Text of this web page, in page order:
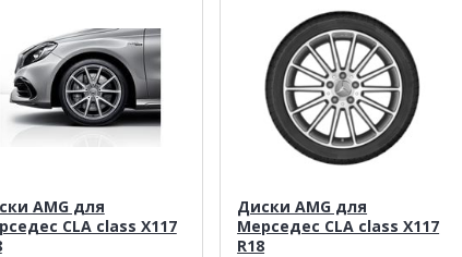
AMG для
CLA class X117
Диски AMG для
Мерседес CLA class X117
R18